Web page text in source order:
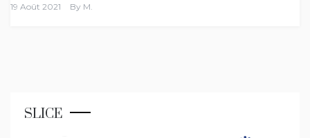
19 Août 2021 By M.
SLICE